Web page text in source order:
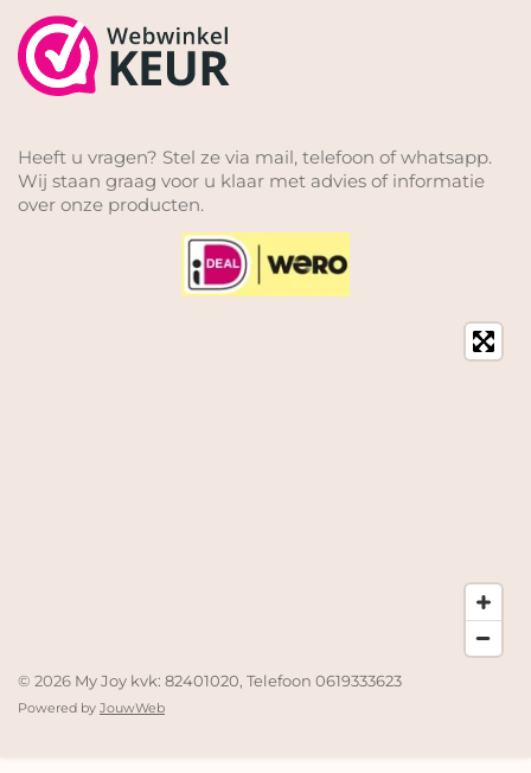
Heeft u vragen? Stel ze via mail, telefoon of whatsapp.
Wij staan graag voor u klaar met advies of informatie
over onze producten.
© 2026 My Joy kvk: 82401020, Telefoon 0619333623
Powered by JouwWeb